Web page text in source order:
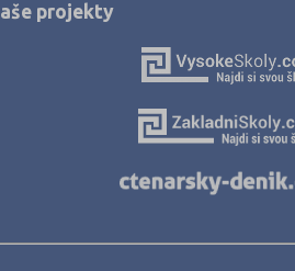
projekty